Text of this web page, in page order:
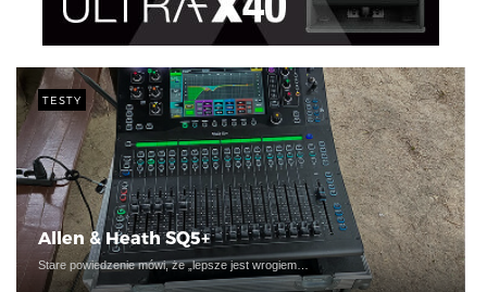
TESTY
Allen & Heath SQ5+
Stare powiedzenie mówi, że „lepsze jest wrogiem…